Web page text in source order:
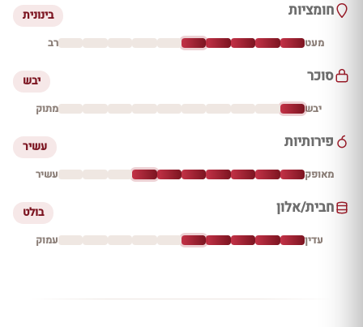
חומציות בינונית
מעט רב
סוכר יבש
יבש מתוק
פירותיות עשיר
מאופק עשיר
חבית/אלון בולט
עדין עמוק